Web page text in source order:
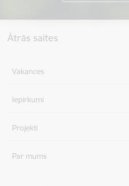
Ātrās saites
Vakances
Iepirkumi
Projekti
Par mums